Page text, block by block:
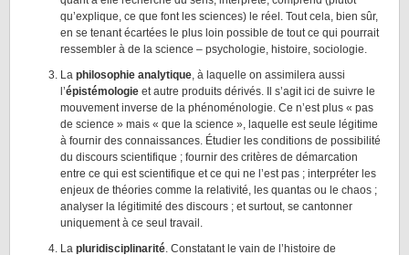
qu’explique, ce que font les sciences) le réel. Tout cela, bien sûr,
en se tenant écartées le plus loin possible de tout ce qui pourrait
ressembler à de la science – psychologie, histoire, sociologie.
La philosophie analytique, à laquelle on assimilera aussi
l’épistémologie et autre produits dérivés. Il s’agit ici de suivre le
mouvement inverse de la phénoménologie. Ce n’est plus « pas
de science » mais « que la science », laquelle est seule légitime
à fournir des connaissances. Étudier les conditions de possibilité
du discours scientifique ; fournir des critères de démarcation
entre ce qui est scientifique et ce qui ne l’est pas ; interpréter les
enjeux de théories comme la relativité, les quantas ou le chaos ;
analyser la légitimité des discours ; et surtout, se cantonner
uniquement à ce seul travail.
La pluridisciplinarité. Constatant le vain de l’histoire de